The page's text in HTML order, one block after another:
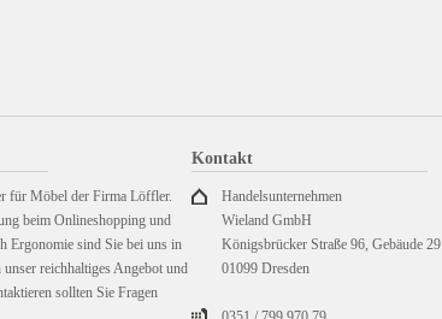
für Möbel der Firma Löffler.
beim Onlineshopping und
Ergonomie sind Sie bei uns in
reichhaltiges Angebot und
sollten Sie Fragen
Kontakt
Handelsunternehmen
Wieland GmbH
Königsbrücker Straße 96, Gebäude 29
01099 Dresden